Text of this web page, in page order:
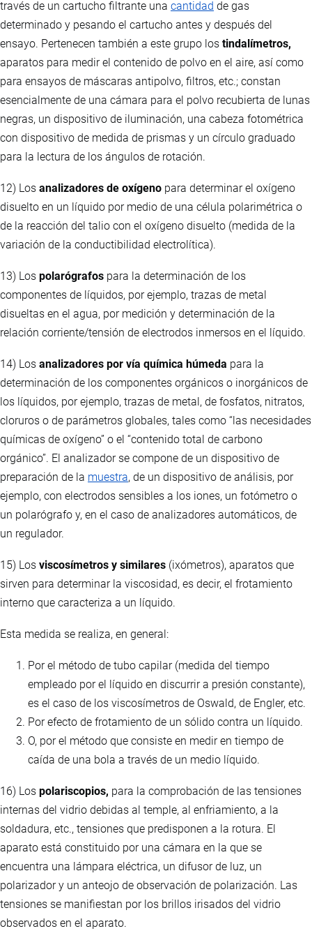
través de un cartucho filtrante una cantidad de gas
determinado y pesando el cartucho antes y después del
ensayo. Pertenecen también a este grupo los tindalímetros,
aparatos para medir el contenido de polvo en el aire, así como
para ensayos de máscaras antipolvo, filtros, etc.; constan
esencialmente de una cámara para el polvo recubierta de lunas
negras, un dispositivo de iluminación, una cabeza fotométrica
con dispositivo de medida de prismas y un círculo graduado
para la lectura de los ángulos de rotación.
12) Los analizadores de oxígeno para determinar el oxígeno
disuelto en un líquido por medio de una célula polarimétrica o
de la reacción del talio con el oxígeno disuelto (medida de la
variación de la conductibilidad electrolítica).
13) Los polarógrafos para la determinación de los
componentes de líquidos, por ejemplo, trazas de metal
disueltas en el agua, por medición y determinación de la
relación corriente/tensión de electrodos inmersos en el líquido.
14) Los analizadores por vía química húmeda para la
determinación de los componentes orgánicos o inorgánicos de
los líquidos, por ejemplo, trazas de metal, de fosfatos, nitratos,
cloruros o de parámetros globales, tales como “las necesidades
químicas de oxígeno” o el “contenido total de carbono
orgánico”. El analizador se compone de un dispositivo de
preparación de la muestra, de un dispositivo de análisis, por
ejemplo, con electrodos sensibles a los iones, un fotómetro o
un polarógrafo y, en el caso de analizadores automáticos, de
un regulador.
15) Los viscosímetros y similares (ixómetros), aparatos que
sirven para determinar la viscosidad, es decir, el frotamiento
interno que caracteriza a un líquido.
Esta medida se realiza, en general:
Por el método de tubo capilar (medida del tiempo
empleado por el líquido en discurrir a presión constante),
es el caso de los viscosímetros de Oswald, de Engler, etc.
Por efecto de frotamiento de un sólido contra un líquido.
O, por el método que consiste en medir en tiempo de
caída de una bola a través de un medio líquido.
16) Los polariscopios, para la comprobación de las tensiones
internas del vidrio debidas al temple, al enfriamiento, a la
soldadura, etc., tensiones que predisponen a la rotura. El
aparato está constituido por una cámara en la que se
encuentra una lámpara eléctrica, un difusor de luz, un
polarizador y un anteojo de observación de polarización. Las
tensiones se manifiestan por los brillos irisados del vidrio
observados en el aparato.